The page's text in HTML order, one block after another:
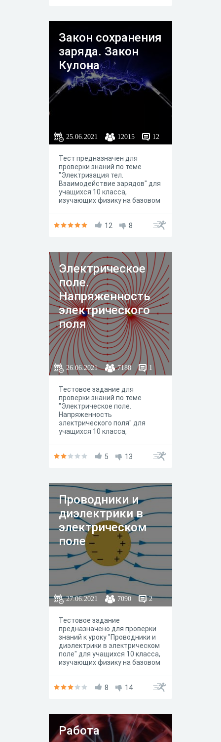
Закон сохранения
заряда. Закон
Кулона
25.06.2021 12015 12
Тест предназначен для
проверки знаний по теме
"Электризация тел.
Взаимодействие зарядов" для
учащихся 10 класса,
изучающих физику на базовом
12 8
Электрическое
поле.
Напряженность
электрического
поля
26.06.2021 7188 1
Тестовое задание для
проверки знаний по теме
"Электрическое поле.
Напряженность
электрического поля" для
учащихся 10 класса,
5
13
Проводники и
диэлектрики в
электрическом
поле
27.06.2021 7090 2
Тестовое задание
предназначено для проверки
знаний к уроку "Проводники и
диэлектрики в электрическом
поле" для учащихся 10 класса,
изучающих физику на базовом
8 14
Работа